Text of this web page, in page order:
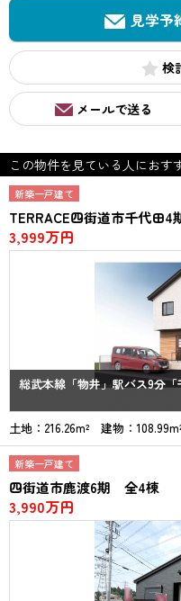
見学予
検
メールで送る
この物件を見ている人におす
新築一戸建て
TERRACE四街道市千代田
3,999万円
総武本線「物井」駅バス9分
土地：216.26m² 建物：
新築一戸建て
四街道市鹿渡6期 全4棟
3,990万円